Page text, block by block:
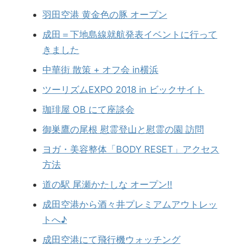
羽田空港 黄金色の豚 オープン
成田＝下地島線就航発表イベントに行って
きました
中華街 散策 + オフ会 in横浜
ツーリズムEXPO 2018 in ビックサイト
珈琲屋 OB にて座談会
御巣鷹の尾根 慰霊登山と慰霊の園 訪問
ヨガ・美容整体「BODY RESET」アクセス
方法
道の駅 尾瀬かたしな オープン!!
成田空港から酒々井プレミアムアウトレッ
トへ♪
成田空港にて飛行機ウォッチング